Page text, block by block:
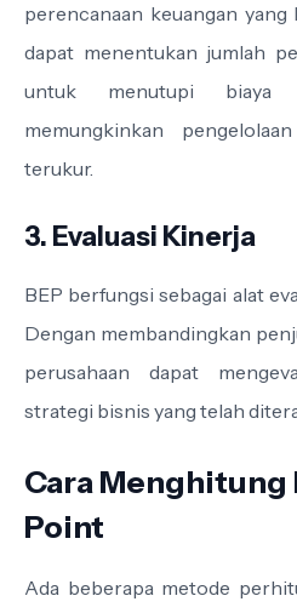
perencanaan keuangan
dapat menentukan jumlah
untuk menutupi biaya
memungkinkan
terukur.
3. Evaluasi Kinerja
BEP berfungsi sebagai alat
Dengan membandingkan
perusahaan dapat
strategi bisnis yang telah
Cara Menghitung
Point
Ada beberapa metode